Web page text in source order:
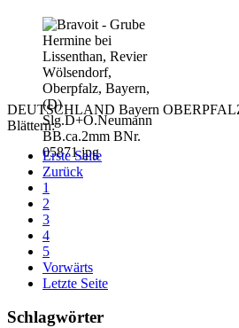
DEUTSCHLAND Bayern
Blättern:
Erste Seite
Zurück
1
2
3
4
5
Vorwärts
Letzte Seite
Schlagwörter